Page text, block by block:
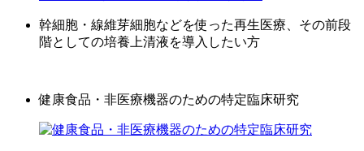
幹細胞・線維芽細胞などを使った再生医療、その前段
階としての培養上清液を導入したい方
健康食品・非医療機器のための特定臨床研究